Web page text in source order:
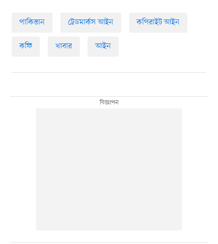
পাকিস্তান ট্রেডমার্কস আইন কপিরাইট আইন
কফি খাবার আইন